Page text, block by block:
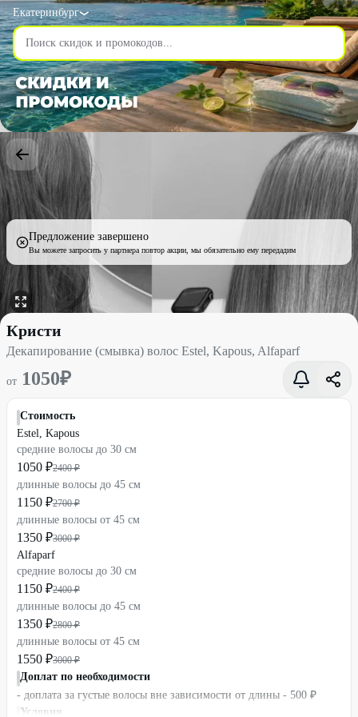
Екатеринбург
Предложение завершено
Вы можете запросить у партнера повтор акции, мы обязательно ему передадим
Декапирование (смывка) волос Estel, Kapous, Alfaparf со
Кристи
Декапирование (смывка) волос Estel, Kapous, Alfaparf
от 1050₽
Стоимость
Estel, Kapous
средние волосы до 30 см
1050 ₽2400 ₽
длинные волосы до 45 см
1150 ₽2700 ₽
длинные волосы от 45 см
1350 ₽3000 ₽
Alfaparf
средние волосы до 30 см
1150 ₽2400 ₽
длинные волосы до 45 см
1350 ₽2800 ₽
длинные волосы от 45 см
1550 ₽3000 ₽
Доплат по необходимости
- доплата за густые волосы вне зависимости от длины - 500 ₽
Условия